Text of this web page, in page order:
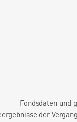
Fondsdaten und
der